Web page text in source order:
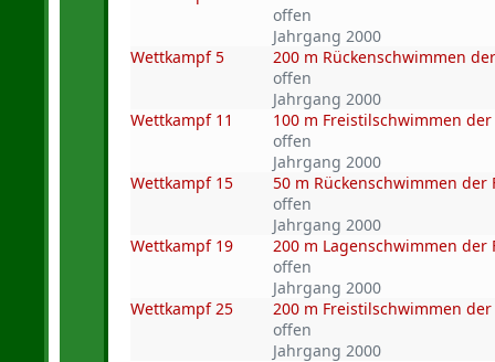
offen
Jahrgang 2000
Wettkampf 5
200 m Rückenschwimmen
offen
Jahrgang 2000
Wettkampf 11
100 m Freistilschwimmen
offen
Jahrgang 2000
Wettkampf 15
50 m Rückenschwimmen der
offen
Jahrgang 2000
Wettkampf 19
200 m Lagenschwimmen der
offen
Jahrgang 2000
Wettkampf 25
200 m Freistilschwimmen
offen
Jahrgang 2000